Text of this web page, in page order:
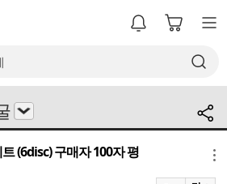
(6disc) 구매자 100자 평